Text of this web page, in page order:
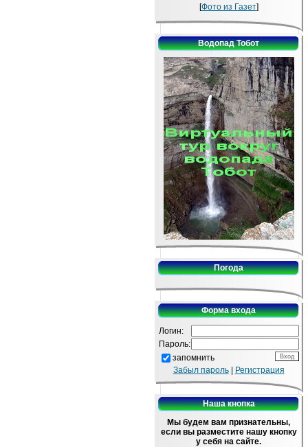
[Фото из Газет]
Водопад Тобот
Погода
Форма входа
Логин:
Пароль:
запомнить
Забыл пароль| Регистрация
Наша кнопка
Мы будем вам признательны,
если вы разместите нашу кнопку
у себя на сайте.